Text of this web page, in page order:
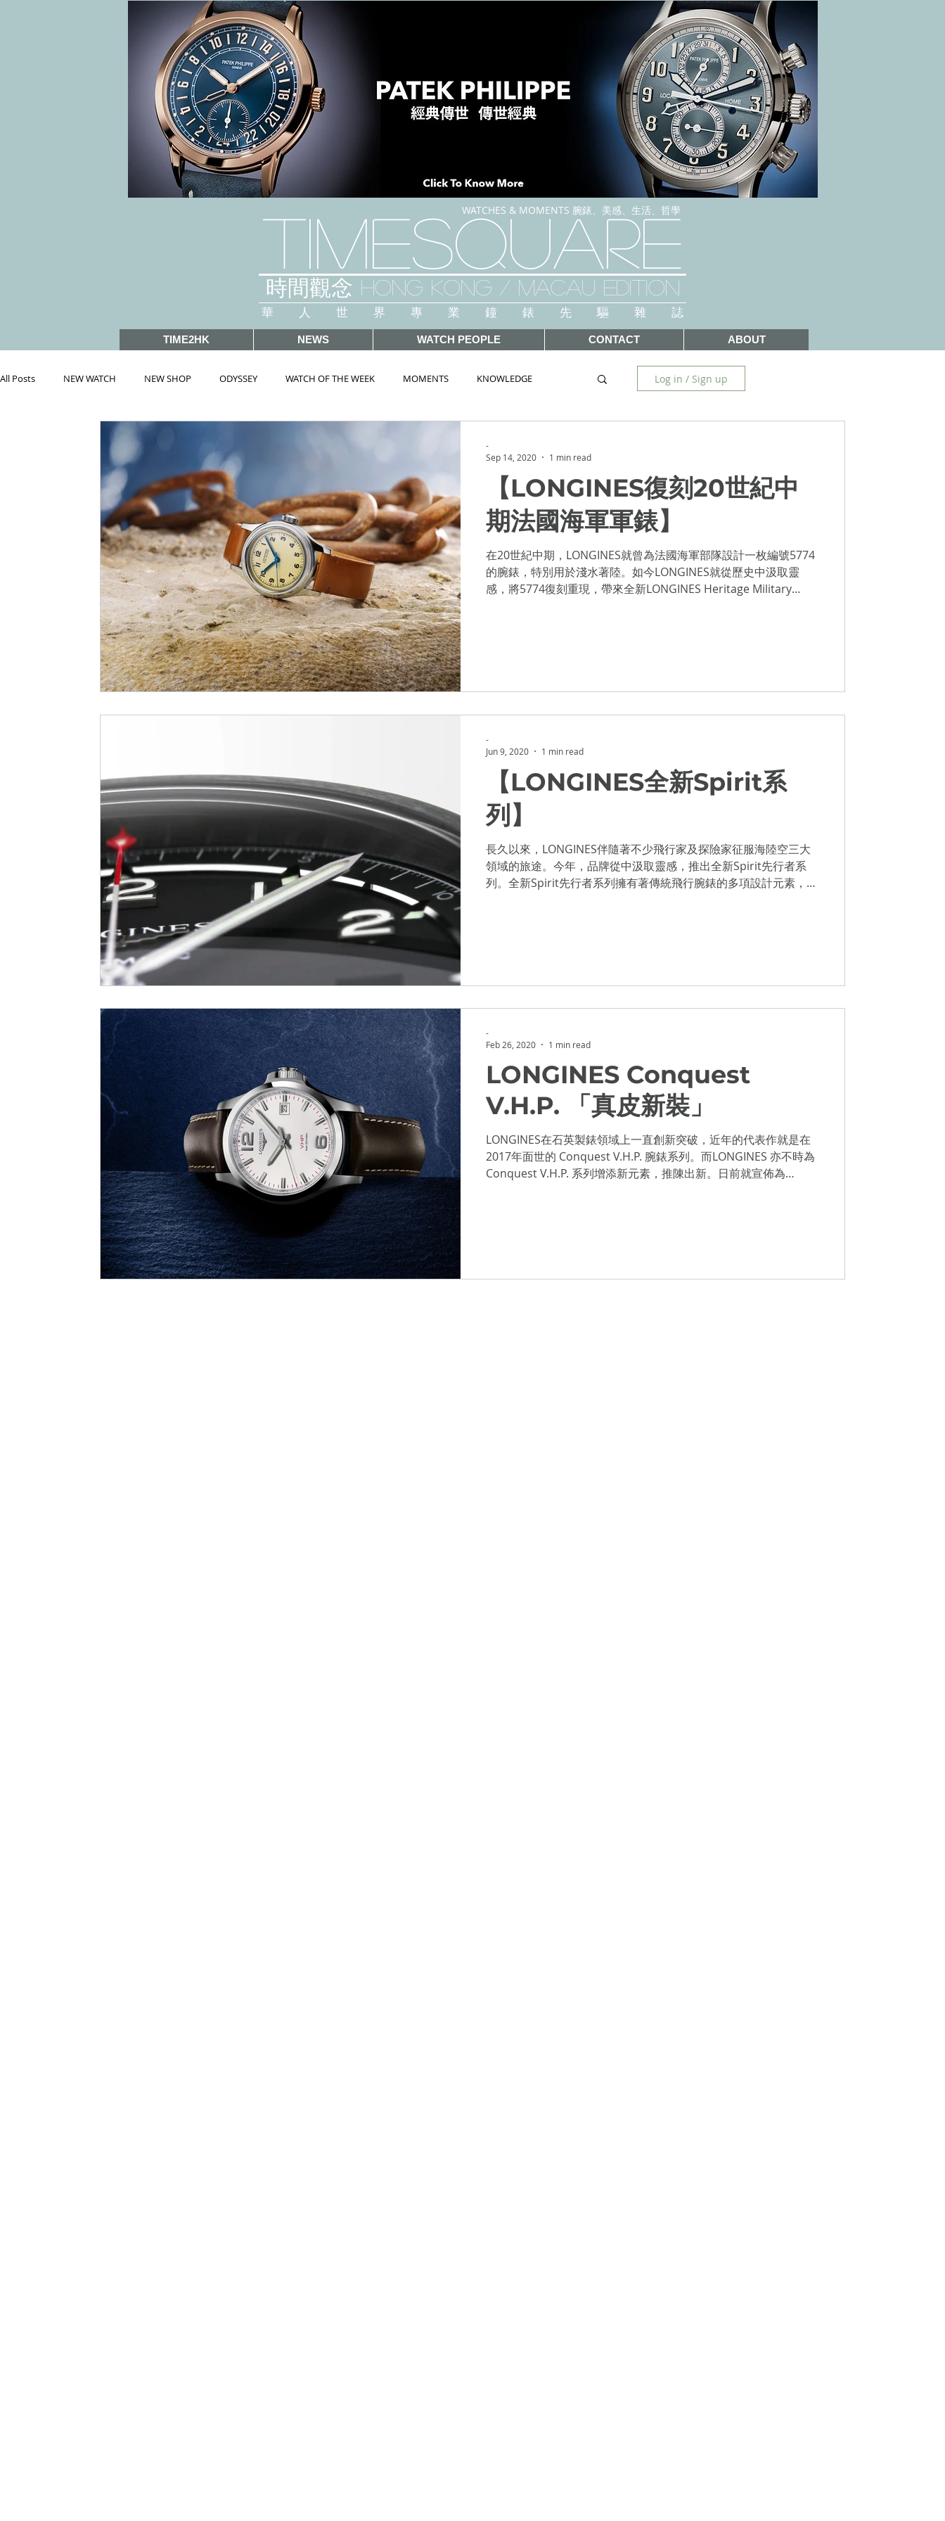
TimeSquare
WATCHES & MOMENTS 腕錶、美感、生活、哲學
時間觀念 HONG KONG / macau EDITION
華 人 世 界 專 業 鐘 錶 先 驅 雜 誌
TIME2HK NEWS WATCH PEOPLE CONTACT ABOUT
All Posts NEW WATCH NEW SHOP ODYSSEY WATCH OF THE WEEK MOMENTS KNOWLEDGE
MEET THE VIP
戲語名錶 101 Famous Watch in Movies SIHH2019 BASELWORLD 2019 SIHH2018 BASEL2018
SIHH2017 BASELWORLD2017 BASELWORLD 2016 SIHH2016 CLASSIC 101
JEWELRY Gadget News Watches & Wonders 2020 HOT TOPIC
LVMH Watch Week 2021 WATCHES & WONDERS 2021 SHOWCASE 2021
Log in / Sign up
【LONGINES復刻20世紀中
期法國海軍軍錶】
在20世紀中期，LONGINES就曾為法國海軍部隊設計一枚編號5774
的腕錶，特別用於淺水著陸。如今LONGINES就從歷史中汲取靈
感，將5774復刻重現，帶來全新LONGINES Heritage Military
-
Sep 14, 2020
1 min read
【LONGINES全新Spirit系
列】
長久以來，LONGINES伴隨著不少飛行家及探險家征服海陸空三大
領域的旅途。今年，品牌從中汲取靈感，推出全新Spirit先行者系
列。全新Spirit先行者系列擁有著傳統飛行腕錶的多項設計元素，包
-
Jun 9, 2020
1 min read
LONGINES Conquest
V.H.P. 「真皮新裝」
LONGINES在石英製錶領域上一直創新突破，近年的代表作就是在
2017年面世的 Conquest V.H.P. 腕錶系列。而LONGINES 亦不時為
Conquest V.H.P. 系列增添新元素，推陳出新。日前就宣佈為
-
Feb 26, 2020
1 min read